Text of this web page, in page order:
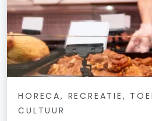
HORECA, RECREATIE,
CULTUUR